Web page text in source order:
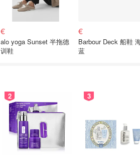
€
alo yoga Sunset 半拖德
训鞋
€
Barbour Deck 船鞋
蓝
2 3